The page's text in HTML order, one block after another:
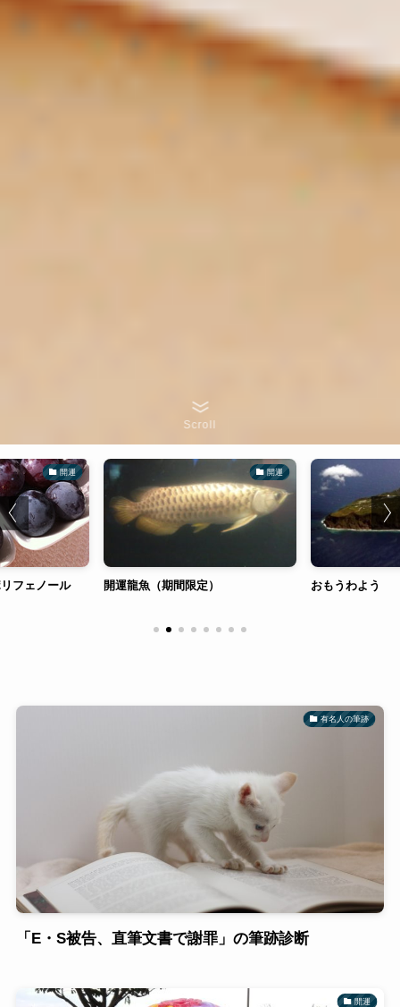
Scroll
開運
フェノール
開運
開運龍魚（期間限定） おもうわよう
有名人の筆跡
「E・S被告、直筆文書で謝罪」の筆跡診断
開運